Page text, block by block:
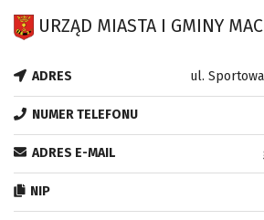
URZĄD MIASTA I GMINY
ADRES ul.
NUMER TELEFONU
ADRES E-MAIL
NIP